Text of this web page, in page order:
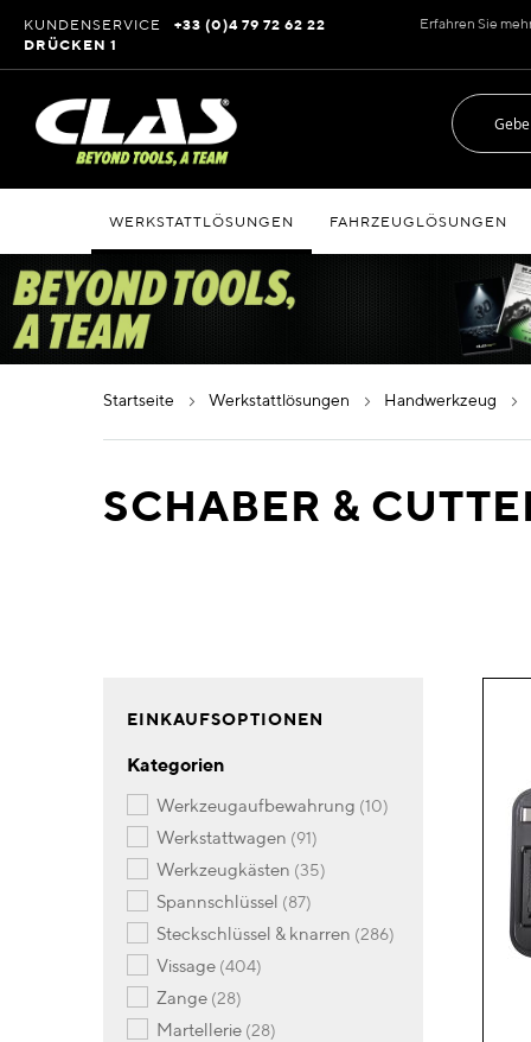
Erfahren Sie
Inhalt
springen
KUNDENSERVICE
+33 (0)4 79 72 62 22
DRÜCKEN 1
WERKSTATTLÖSUNGEN FAHRZEUGLÖSUNGEN
startseite werkstattlösungen handwerkzeug
SCHABER &
EINKAUFSOPTIONEN
Kategorien
werkzeugaufbewahrung 10Artikel
werkstattwagen 91Artikel
werkzeugkästen 35Artikel
spannschlüssel 87Artikel
steckschlüssel & knarren 286Artikel
vissage 404Artikel
zange 28Artikel
martellerie 28Artikel